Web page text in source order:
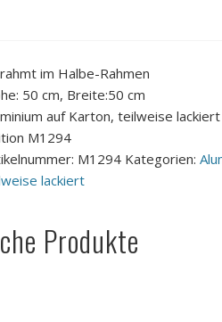
im Halbe-Rahmen
50 cm, Breite:50 cm
auf Karton, teilweise lackiert
M1294
M1294 Kategorien:
lackiert
Produkte